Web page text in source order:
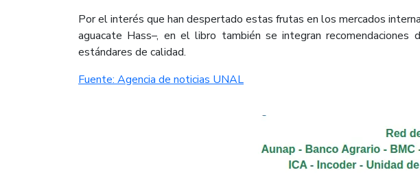
Por el interés que han despertado estas frutas en los mercados
aguacate Hass–, en el libro también se integran
estándares de calidad.
Fuente: Agencia de noticias UNAL